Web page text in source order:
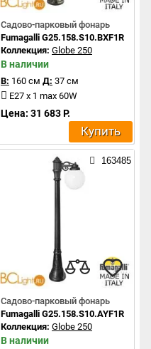
Садово-парковый фонарь
Fumagalli G25.158.S10.BXF1R
Коллекция: Globe 250
В наличии
В: 160 см Д: 37 см
E27 x 1 max 60W
Цена: 31 683 Р.
Купить
163485
Садово-парковый фонарь
Fumagalli G25.158.S10.AYF1R
Коллекция: Globe 250
В наличии